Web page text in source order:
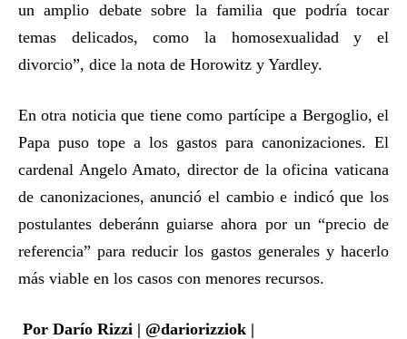
un amplio debate sobre la familia que podría tocar
temas delicados, como la homosexualidad y el
divorcio”, dice la nota de Horowitz y Yardley.
En otra noticia que tiene como partícipe a Bergoglio, el
Papa puso tope a los gastos para canonizaciones. El
cardenal Angelo Amato, director de la oficina vaticana
de canonizaciones, anunció el cambio e indicó que los
postulantes deberánn guiarse ahora por un “precio de
referencia” para reducir los gastos generales y hacerlo
más viable en los casos con menores recursos.
Por Darío Rizzi | @dariorizziok |